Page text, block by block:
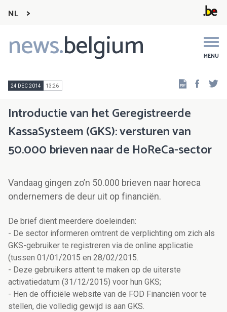
NL
news.belgium MENU
Main
navigation
24 DEC 2014 13:26
Introductie van het Geregistreerde
KassaSysteem (GKS): versturen van
50.000 brieven naar de HoReCa-sector
Vandaag gingen zo’n 50.000 brieven naar horeca
ondernemers de deur uit op financiën.
De brief dient meerdere doeleinden:
- De sector informeren omtrent de verplichting om zich als
GKS-gebruiker te registreren via de online applicatie
(tussen 01/01/2015 en 28/02/2015.
- Deze gebruikers attent te maken op de uiterste
activatiedatum (31/12/2015) voor hun GKS;
- Hen de officiële website van de FOD Financiën voor te
stellen, die volledig gewijd is aan GKS.